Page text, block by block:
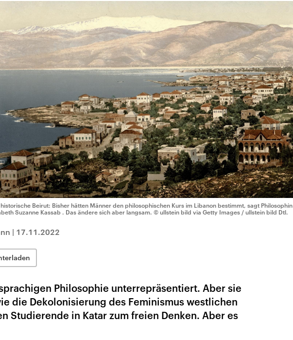
historische Beirut: Bisher hätten Männer den philosophischen Kurs im Libanon bestimmt, sagt Philosophin
Suzanne Kassab . Das ändere sich aber langsam. © ullstein bild via Getty Images / ullstein bild Dtl.
| 17.11.2022
Philosophie unterrepräsentiert. Aber sie
die Dekolonisierung des Feminismus westlichen
Studierende in Katar zum freien Denken. Aber es